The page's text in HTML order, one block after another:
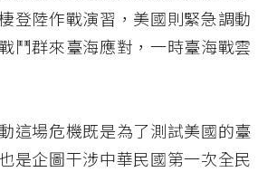
登陸作戰演習，美國則緊急調動
鬥群來臺海應對，一時臺海戰雲
這場危機既是為了測試美國的臺
是企圖干涉中華民國第一次全民